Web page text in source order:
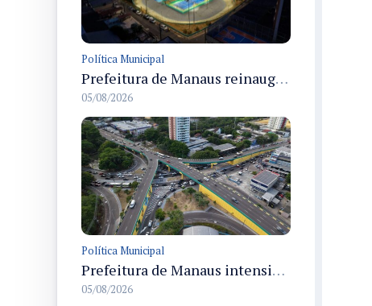
Política Municipal
Prefeitura de Manaus reinaugura o Velódromo Professora Alzira Campos e entrega espaço esportivo totalmente revitalizado
05/08/2026
Política Municipal
Prefeitura de Manaus intensifica obras de modernização no viaduto Miguel Arraes para ampliar segurança e acessibilidade na região
05/08/2026